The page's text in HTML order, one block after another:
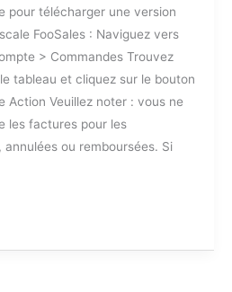
pour télécharger une version
FooSales : Naviguez vers
> Commandes Trouvez
tableau et cliquez sur le bouton
Action Veuillez noter : vous ne
les factures pour les
ou remboursées. Si